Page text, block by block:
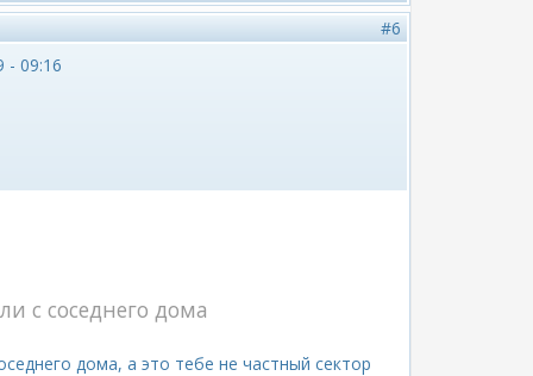
#6
- 09:16
с соседнего дома
дома, а это тебе не частный сектор